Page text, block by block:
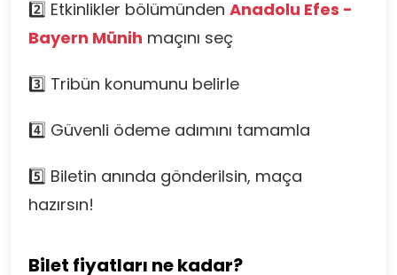
2️⃣ Etkinlikler bölümünden Anadolu Efes -
Bayern Münih maçını seç
3️⃣ Tribün konumunu belirle
4️⃣ Güvenli ödeme adımını tamamla
5️⃣ Biletin anında gönderilsin, maça
hazırsın!
Bilet fiyatları ne kadar?